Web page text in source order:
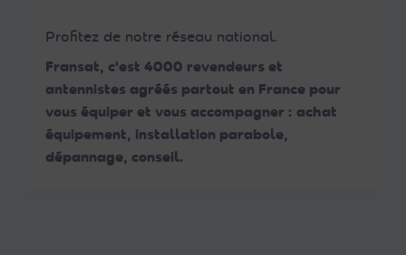
Profitez de notre réseau national.
Fransat, c'est 4000 revendeurs et
antennistes agréés partout en France pour
vous équiper et vous accompagner : achat
équipement, installation parabole,
dépannage, conseil.